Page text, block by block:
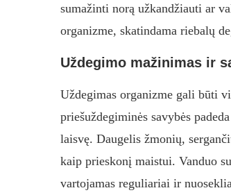
sumažinti norą užkandžiauti ar
organizme, skatindama riebalų
Uždegimo mažinimas ir
Uždegimas organizme gali būti
priešuždegiminės savybės
laisvę. Daugelis žmonių,
kaip prieskonį maistui. Vanduo
vartojamas reguliariai ir